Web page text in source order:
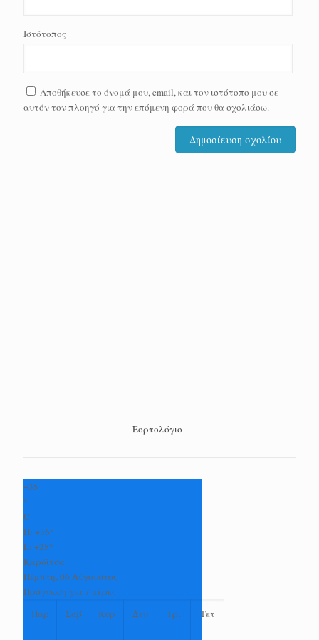
Ιστότοπος
Αποθήκευσε το όνομά μου, email, και τον ιστότοπο μου σε
αυτόν τον πλοηγό για την επόμενη φορά που θα σχολιάσω.
Εορτολόγιο
+35
°
C
H: +36°
L: +25°
Καρδίτσα
Πέμπτη, 06 Αύγουστος
Πρόγνωση για 7 μέρες
Παρ
Σαβ Κυρ Δευ Τρι Τετ